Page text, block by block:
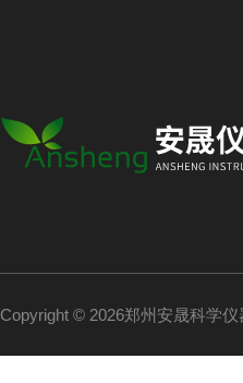
Copyright © 2026郑州安晟科学